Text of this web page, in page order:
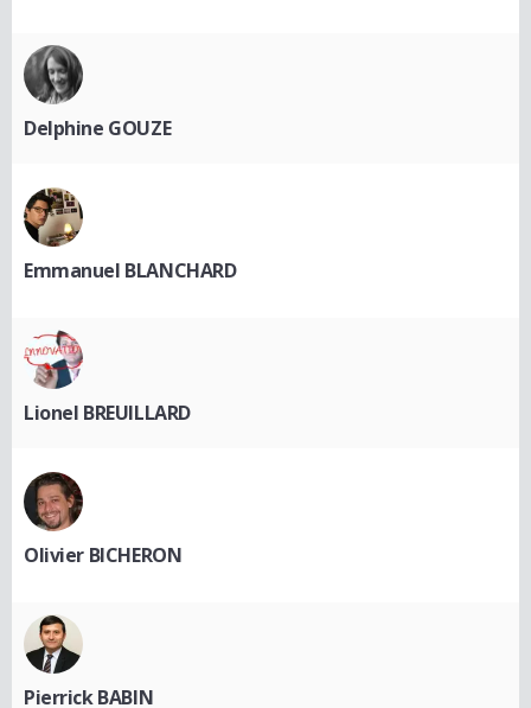
Delphine GOUZE
Emmanuel BLANCHARD
Lionel BREUILLARD
Olivier BICHERON
Pierrick BABIN